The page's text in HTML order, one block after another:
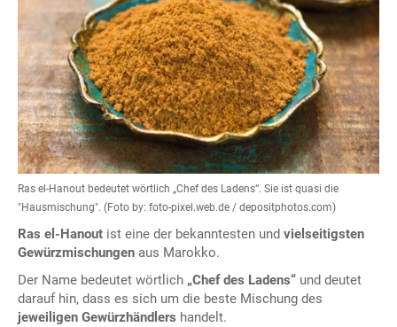
Ras el-Hanout bedeutet wörtlich „Chef des Ladens“. Sie ist quasi die
"Hausmischung". (Foto by: foto-pixel.web.de / depositphotos.com)
Ras el-Hanout ist eine der bekanntesten und vielseitigsten
Gewürzmischungen aus Marokko.
Der Name bedeutet wörtlich „Chef des Ladens“ und deutet
darauf hin, dass es sich um die beste Mischung des
jeweiligen Gewürzhändlers handelt.